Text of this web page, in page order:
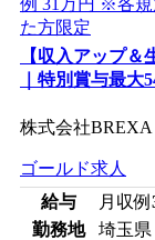
【収入アップ
｜特別賞与最大
株式会社
ゴールド求人
給与
月収例
勤務地
埼玉